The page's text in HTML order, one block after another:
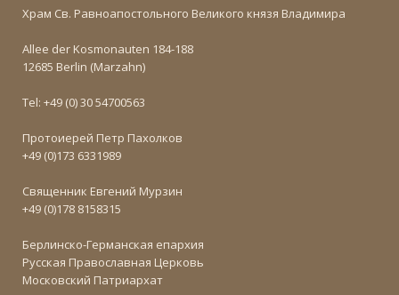
Храм Св. Равноапостольного Великого князя Владимира
Allee der Kosmonauten 184-188
12685 Berlin (Marzahn)
Tel: +49 (0) 30 54700563
Протоиерей Петр Пахолков
+49 (0)173 6331989
Священник Евгений Мурзин
+49 (0)178 8158315
Берлинско-Германская епархия
Русская Православная Церковь
Московский Патриархат